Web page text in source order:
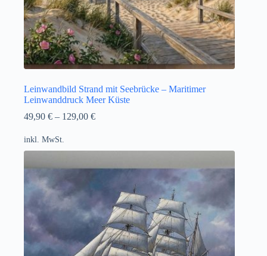
Leinwandbild Strand mit Seebrücke – Maritimer
Leinwanddruck Meer Küste
49,90 € – 129,00 €
inkl. MwSt.